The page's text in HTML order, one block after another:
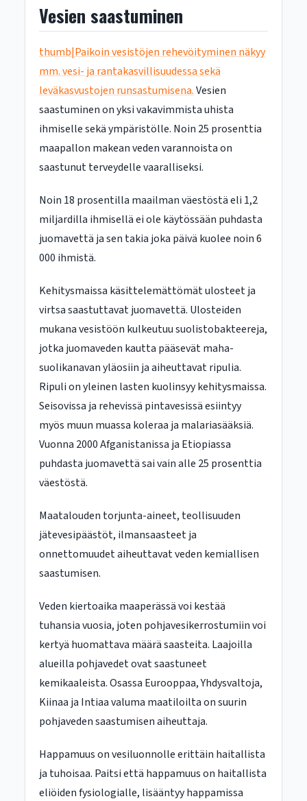
Vesien saastuminen
thumb|Paikoin vesistöjen rehevöityminen näkyy
mm. vesi- ja rantakasvillisuudessa sekä
leväkasvustojen runsastumisena.‎Vesien
saastuminen on yksi vakavimmista uhista
ihmiselle sekä ympäristölle. Noin 25 prosenttia
maapallon makean veden varannoista on
saastunut terveydelle vaaralliseksi.
Noin 18 prosentilla maailman väestöstä eli 1,2
miljardilla ihmisellä ei ole käytössään puhdasta
juomavettä ja sen takia joka päivä kuolee noin 6
000 ihmistä.
Kehitysmaissa käsittelemättömät ulosteet ja
virtsa saastuttavat juomavettä. Ulosteiden
mukana vesistöön kulkeutuu suolistobakteereja,
jotka juomaveden kautta pääsevät maha-
suolikanavan yläosiin ja aiheuttavat ripulia.
Ripuli on yleinen lasten kuolinsyy kehitysmaissa.
Seisovissa ja rehevissä pintavesissä esiintyy
myös muun muassa koleraa ja malariasääksiä.
Vuonna 2000 Afganistanissa ja Etiopiassa
puhdasta juomavettä sai vain alle 25 prosenttia
väestöstä.
Maatalouden torjunta-aineet, teollisuuden
jätevesipäästöt, ilmansaasteet ja
onnettomuudet aiheuttavat veden kemiallisen
saastumisen.
Veden kiertoaika maaperässä voi kestää
tuhansia vuosia, joten pohjavesikerrostumiin voi
kertyä huomattava määrä saasteita. Laajoilla
alueilla pohjavedet ovat saastuneet
kemikaaleista. Osassa Eurooppaa, Yhdysvaltoja,
Kiinaa ja Intiaa valuma maatiloilta on suurin
pohjaveden saastumisen aiheuttaja.
Happamuus on vesiluonnolle erittäin haitallista
ja tuhoisaa. Paitsi että happamuus on haitallista
eliöiden fysiologialle, lisääntyy happamissa